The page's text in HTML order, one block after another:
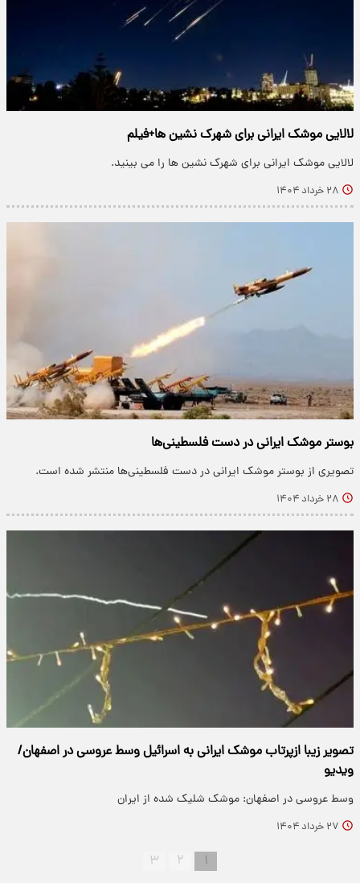
لالایی موشک ایرانی برای شهرک نشین ها+فیلم
لالایی موشک ایرانی برای شهرک نشین ها را می بینید.
۲۸ خرداد ۱۴۰۴
بوستر موشک ایرانی در دست فلسطینی‌ها
تصویری از بوستر موشک ایرانی در دست فلسطینی‌ها منتشر شده است.
۲۸ خرداد ۱۴۰۴
تصویر زیبا ازپرتاب موشک ایرانی به اسرائیل وسط عروسی در اصفهان/
ویدیو
وسط عروسی در اصفهان: موشک شلیک شده از ایران
۲۷ خرداد ۱۴۰۴
۱ ۲ ۳